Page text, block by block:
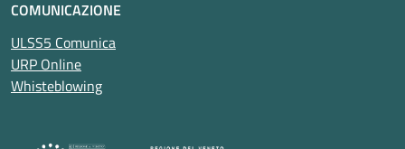
COMUNICAZIONE
ULSS5 Comunica
URP Online
Whisteblowing